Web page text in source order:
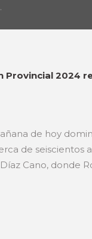
Provincial 2024
de hoy
de seiscientos
Cano, donde